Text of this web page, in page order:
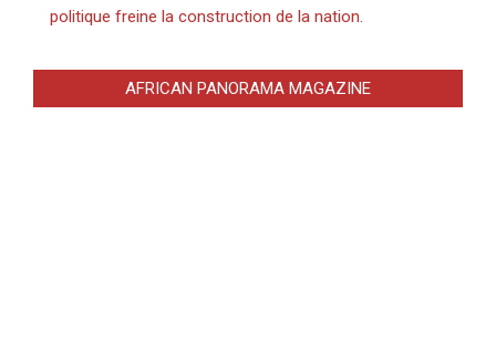
politique freine la construction de la nation.
AFRICAN PANORAMA MAGAZINE